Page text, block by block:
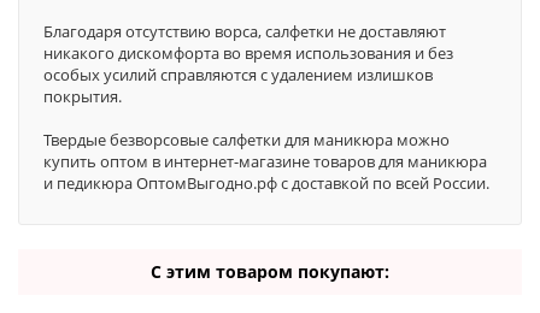
Благодаря отсутствию ворса, салфетки не доставляют
никакого дискомфорта во время использования и без
особых усилий справляются с удалением излишков
покрытия.
Твердые безворсовые салфетки для маникюра можно
купить оптом в интернет-магазине товаров для маникюра
и педикюра ОптомВыгодно.рф с доставкой по всей России.
С этим товаром покупают: